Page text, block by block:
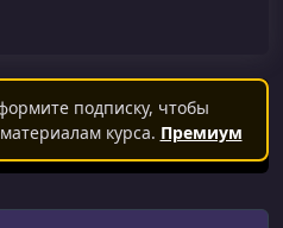
подписку, чтобы
курса. Премиум